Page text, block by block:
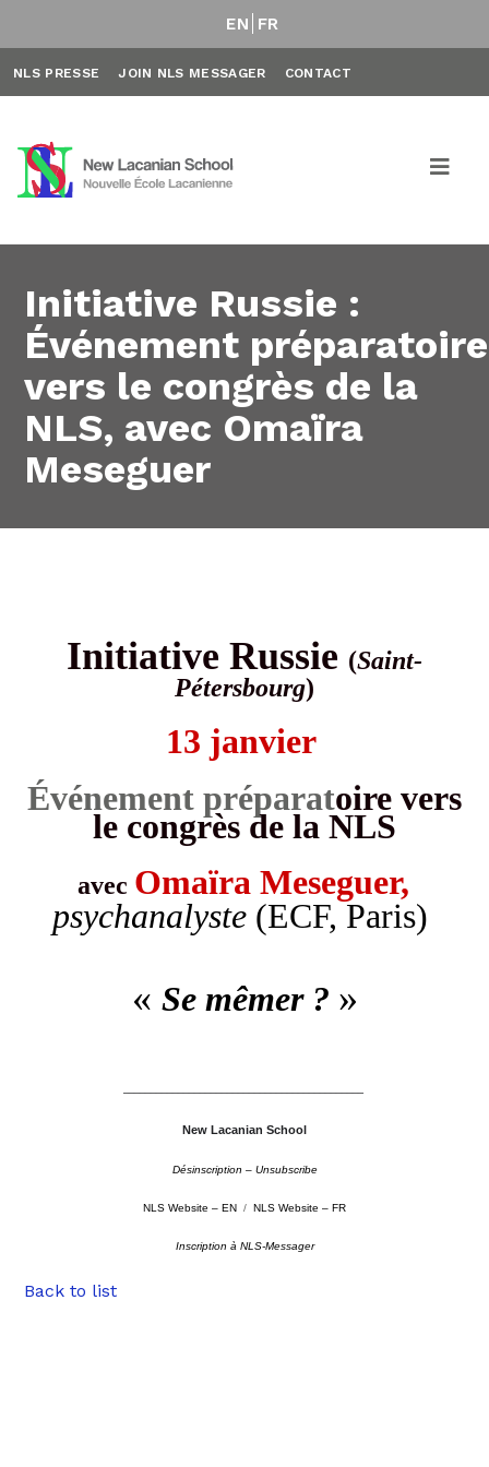
EN FR
NLS PRESSE JOIN NLS MESSAGER CONTACT
Initiative Russie :
Événement préparatoire
vers le congrès de la
NLS, avec Omaïra
Meseguer
Initiative Russie (Saint-
Pétersbourg)
13 janvier
Événement préparatoire vers
le congrès de la NLS
avec Omaïra Meseguer,
psychanalyste (ECF, Paris)
« Se mêmer ? »
––––––––––––––––––––––––––––––––––––––––––––
New Lacanian School
Désinscription – Unsubscribe
NLS Website – EN / NLS Website – FR
Inscription à NLS-Messager
Back to list